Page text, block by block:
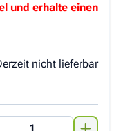
und erhalte einen
nicht lieferbar